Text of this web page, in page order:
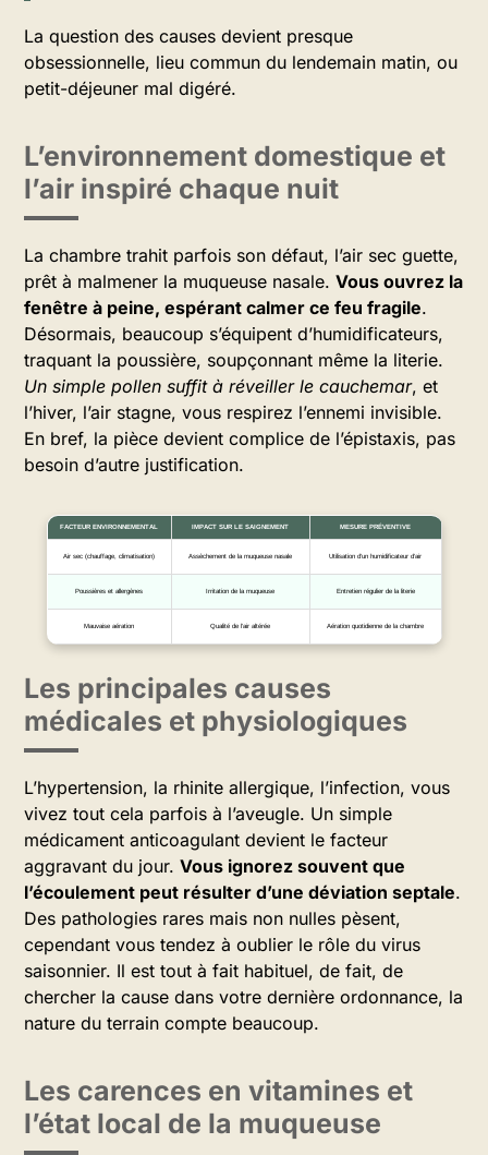
La question des causes devient presque
obsessionnelle, lieu commun du lendemain matin, ou
petit-déjeuner mal digéré.
L’environnement domestique et
l’air inspiré chaque nuit
La chambre trahit parfois son défaut, l’air sec guette,
prêt à malmener la muqueuse nasale. Vous ouvrez la
fenêtre à peine, espérant calmer ce feu fragile.
Désormais, beaucoup s’équipent d’humidificateurs,
traquant la poussière, soupçonnant même la literie.
Un simple pollen suffit à réveiller le cauchemar, et
l’hiver, l’air stagne, vous respirez l’ennemi invisible.
En bref, la pièce devient complice de l’épistaxis, pas
besoin d’autre justification.
FACTEUR ENVIRONNEMENTAL IMPACT SUR LE SAIGNEMENT MESURE PRÉVENTIVE
Air sec (chauffage, climatisation) Assèchement de la muqueuse nasale Utilisation d’un humidificateur d’air
Poussières et allergènes Irritation de la muqueuse Entretien régulier de la literie
Mauvaise aération Qualité de l’air altérée Aération quotidienne de la chambre
Les principales causes
médicales et physiologiques
L’hypertension, la rhinite allergique, l’infection, vous
vivez tout cela parfois à l’aveugle. Un simple
médicament anticoagulant devient le facteur
aggravant du jour. Vous ignorez souvent que
l’écoulement peut résulter d’une déviation septale.
Des pathologies rares mais non nulles pèsent,
cependant vous tendez à oublier le rôle du virus
saisonnier. Il est tout à fait habituel, de fait, de
chercher la cause dans votre dernière ordonnance, la
nature du terrain compte beaucoup.
Les carences en vitamines et
l’état local de la muqueuse